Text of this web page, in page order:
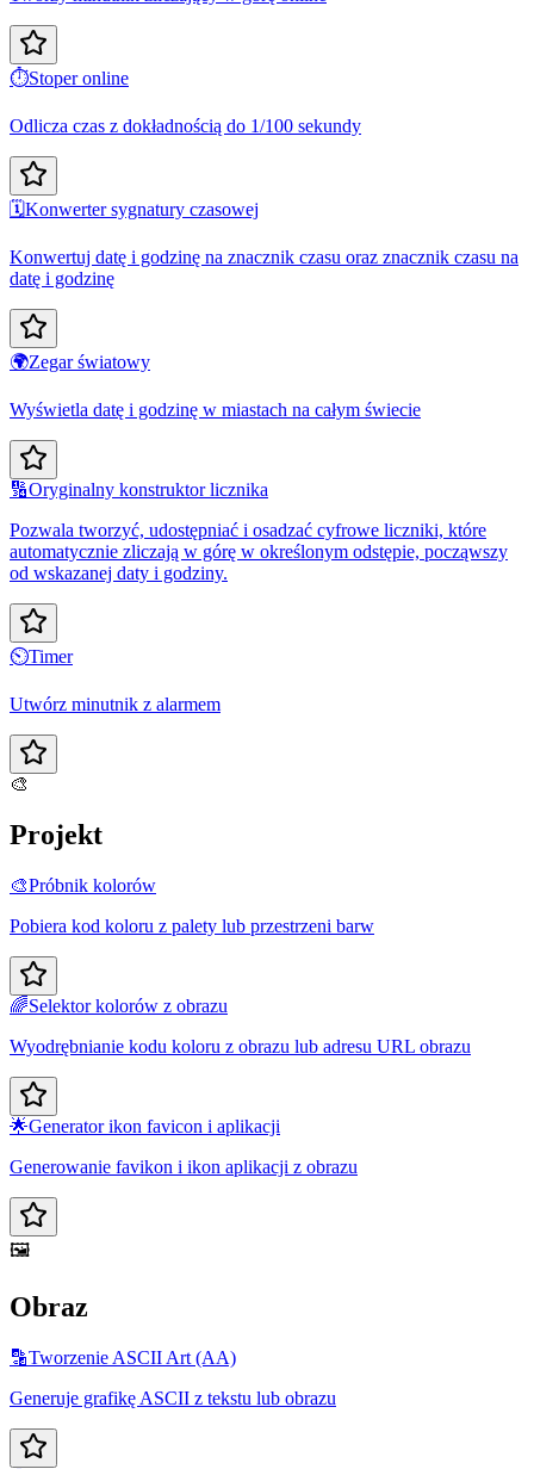
⏱️Stoper online
Odlicza czas z dokładnością do 1/100 sekundy
🗓️Konwerter sygnatury czasowej
Konwertuj datę i godzinę na znacznik czasu oraz znacznik czasu na
datę i godzinę
🌍Zegar światowy
Wyświetla datę i godzinę w miastach na całym świecie
🔢Oryginalny konstruktor licznika
Pozwala tworzyć, udostępniać i osadzać cyfrowe liczniki, które
automatycznie zliczają w górę w określonym odstępie, począwszy
od wskazanej daty i godziny.
⏲️Timer
Utwórz minutnik z alarmem
🎨
Projekt
🎨Próbnik kolorów
Pobiera kod koloru z palety lub przestrzeni barw
🌈Selektor kolorów z obrazu
Wyodrębnianie kodu koloru z obrazu lub adresu URL obrazu
🌟Generator ikon favicon i aplikacji
Generowanie favikon i ikon aplikacji z obrazu
🖼️
Obraz
🔡Tworzenie ASCII Art (AA)
Generuje grafikę ASCII z tekstu lub obrazu